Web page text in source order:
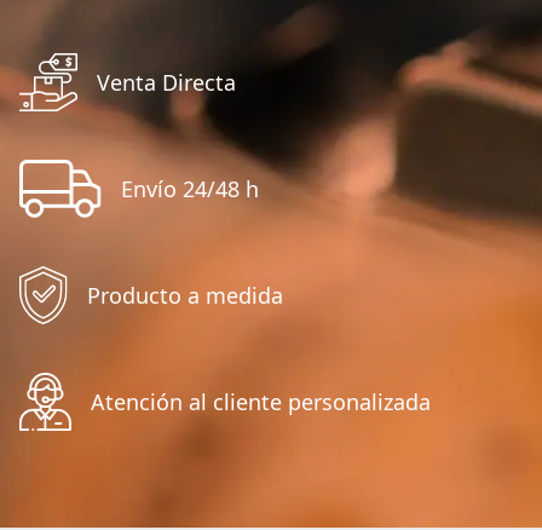
Venta Directa
Envío 24/48 h
Producto a medida
Atención al cliente personalizada